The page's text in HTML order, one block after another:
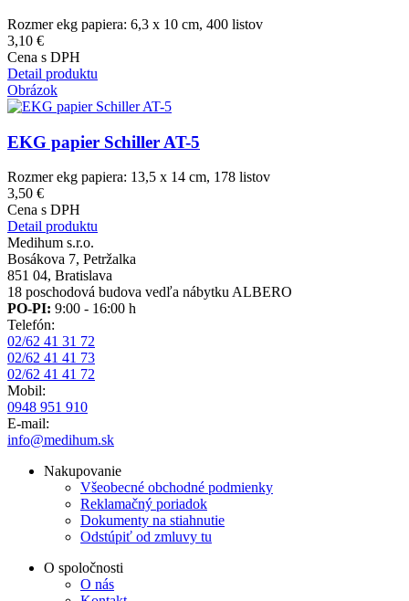
Rozmer ekg papiera: 6,3 x 10 cm, 400 listov
3,10 €
Cena s DPH
Detail produktu
Obrázok
EKG papier Schiller AT-5
Rozmer ekg papiera: 13,5 x 14 cm, 178 listov
3,50 €
Cena s DPH
Detail produktu
Medihum s.r.o.
Bosákova 7, Petržalka
851 04, Bratislava
18 poschodová budova vedľa nábytku ALBERO
PO-PI: 9:00 - 16:00 h
Telefón:
02/62 41 31 72
02/62 41 41 73
02/62 41 41 72
Mobil:
0948 951 910
E-mail:
info@medihum.sk
Nakupovanie
Všeobecné obchodné podmienky
Reklamačný poriadok
Dokumenty na stiahnutie
Odstúpiť od zmluvy tu
O spoločnosti
O nás